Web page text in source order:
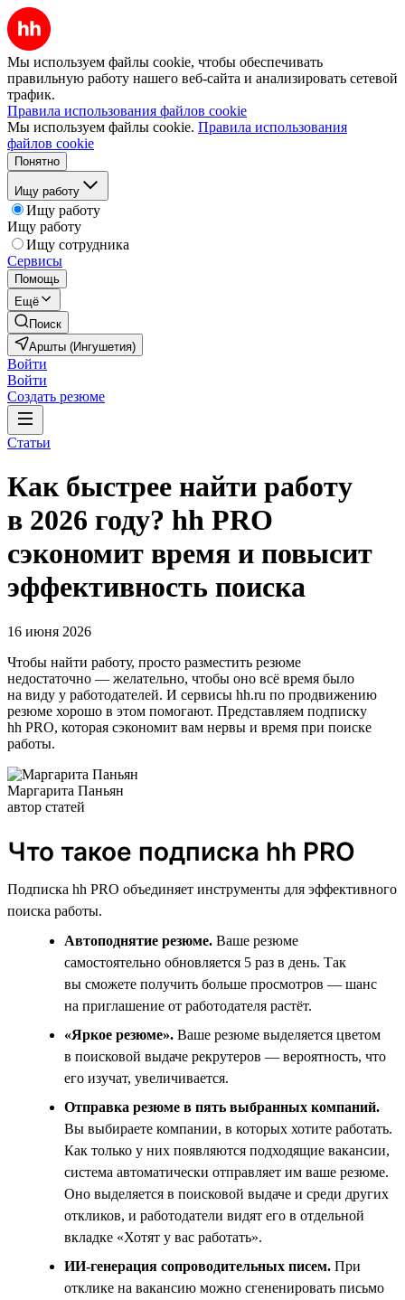
Мы используем файлы cookie, чтобы обеспечивать
правильную работу нашего веб-сайта и анализировать сетевой
трафик.
Правила использования файлов cookie
Мы используем файлы cookie. Правила использования
файлов cookie
Понятно
Ищу работу
Ищу работу
Ищу работу
Ищу сотрудника
Сервисы
Помощь
Ещё
Поиск
Аршты (Ингушетия)
Войти
Войти
Создать резюме
Статьи
Как быстрее найти работу
в 2026 году? hh PRO
сэкономит время и повысит
эффективность поиска
16 июня 2026
Чтобы найти работу, просто разместить резюме
недостаточно — желательно, чтобы оно всё время было
на виду у работодателей. И сервисы hh.ru по продвижению
резюме хорошо в этом помогают. Представляем подписку
hh PRO, которая сэкономит вам нервы и время при поиске
работы.
Маргарита Паньян
автор статей
Что такое подписка hh PRO
Подписка hh PRO объединяет инструменты для эффективного
поиска работы.
Автоподнятие резюме. Ваше резюме
самостоятельно обновляется 5 раз в день. Так
вы сможете получить больше просмотров — шанс
на приглашение от работодателя растёт.
«Яркое резюме». Ваше резюме выделяется цветом
в поисковой выдаче рекрутеров — вероятность, что
его изучат, увеличивается.
Отправка резюме в пять выбранных компаний.
Вы выбираете компании, в которых хотите работать.
Как только у них появляются подходящие вакансии,
система автоматически отправляет им ваше резюме.
Оно выделяется в поисковой выдаче и среди других
откликов, и работодатели видят его в отдельной
вкладке «Хотят у вас работать».
ИИ-генерация сопроводительных писем. При
отклике на вакансию можно сгененировать письмо